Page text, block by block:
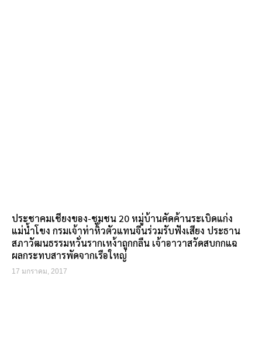
ประชาคมเชียงของ-ชุมชน 20 หมู่บ้านคัดค้านระเบิดแก่ง
แม่น้ำโขง กรมเจ้าท่าหิ้วตัวแทนจีนร่วมรับฟังเสียง ประธาน
สภาวัฒนธรรมหวั่นรากเหง้าถูกกลืน เจ้าอาวาสวัดสบกกแฉ
ผลกระทบสารพัดจากเรือใหญ่
17 มกราคม, 2017